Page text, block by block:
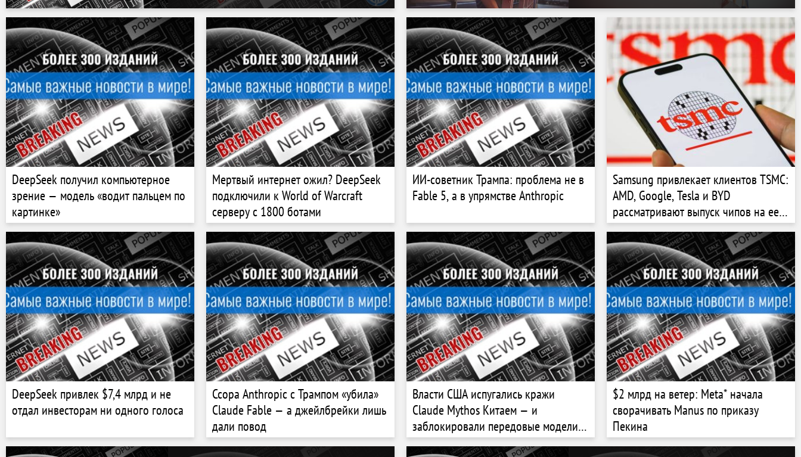
DeepSeek получил компьютерное
зрение — модель «водит пальцем по
картинке»
Мертвый интернет ожил? DeepSeek
подключили к World of Warcraft
серверу с 1800 ботами
ИИ-советник Трампа: проблема не в
Fable 5, а в упрямстве Anthropic
Samsung привлекает клиентов TSMC:
AMD, Google, Tesla и BYD
рассматривают выпуск чипов на ее
мощностях
DeepSeek привлек $7,4 млрд и не
отдал инвесторам ни одного голоса
Ссора Anthropic с Трампом «убила»
Claude Fable — а джейлбрейки лишь
дали повод
Власти США испугались кражи
Claude Mythos Китаем — и
заблокировали передовые модели
Anthropic
$2 млрд на ветер: Meta* начала
сворачивать Manus по приказу
Пекина